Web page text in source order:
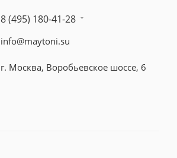
8 (495) 180-41-28
info@maytoni.su
г. Москва, Воробьевское шоссе, 6